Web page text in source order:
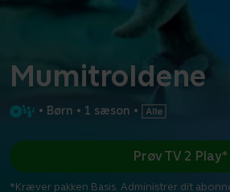
Mumitroldene
• Børn • 1 sæson •
Prøv TV 2 Play*
*Kræver pakken Basis. Administrer dit